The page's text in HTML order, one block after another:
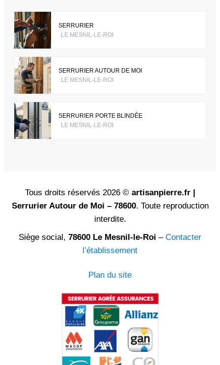
SERRURIER
LE MESNIL-LE-ROI
SERRURIER AUTOUR DE MOI
LE MESNIL-LE-ROI
SERRURIER PORTE BLINDÉE
LE MESNIL-LE-ROI
Tous droits réservés 2026 © artisanpierre.fr |
Serrurier Autour de Moi – 78600. Toute reproduction
interdite.
Siège social, 78600 Le Mesnil-le-Roi – Contacter
l’établissement
Plan du site